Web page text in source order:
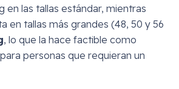
en las tallas estándar, mientras
en tallas más grandes (48, 50 y 56
, lo que la hace factible como
personas que requieran un